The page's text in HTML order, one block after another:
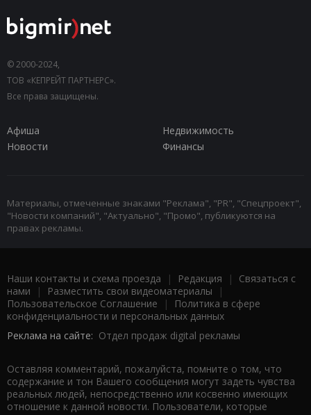
© 2000-2024,
ТОВ «КЕПРЕЙТ ПАРТНЕРС».
Все права защищены.
Афиша
Недвижимость
Новости
Финансы
Материалы, отмеченные знаками "Реклама", "PR", "Спецпроект",
"Новости компаний", "Актуально", "Промо", публикуются на
правах рекламы.
Наши контакты и схема проезда | Редакция | Связаться с
нами | Разместить свои видеоматериалы |
Пользовательское Соглашение |
Политика в сфере
конфиденциальности и персональных данных
Реклама на сайте: Отдел продаж digital рекламы
Оставляя комментарий, пожалуйста, помните о том, что
содержание и тон Вашего сообщения могут задеть чувства
реальных людей, непосредственно или косвенно имеющих
отношение к данной новости. Пользователи, которые